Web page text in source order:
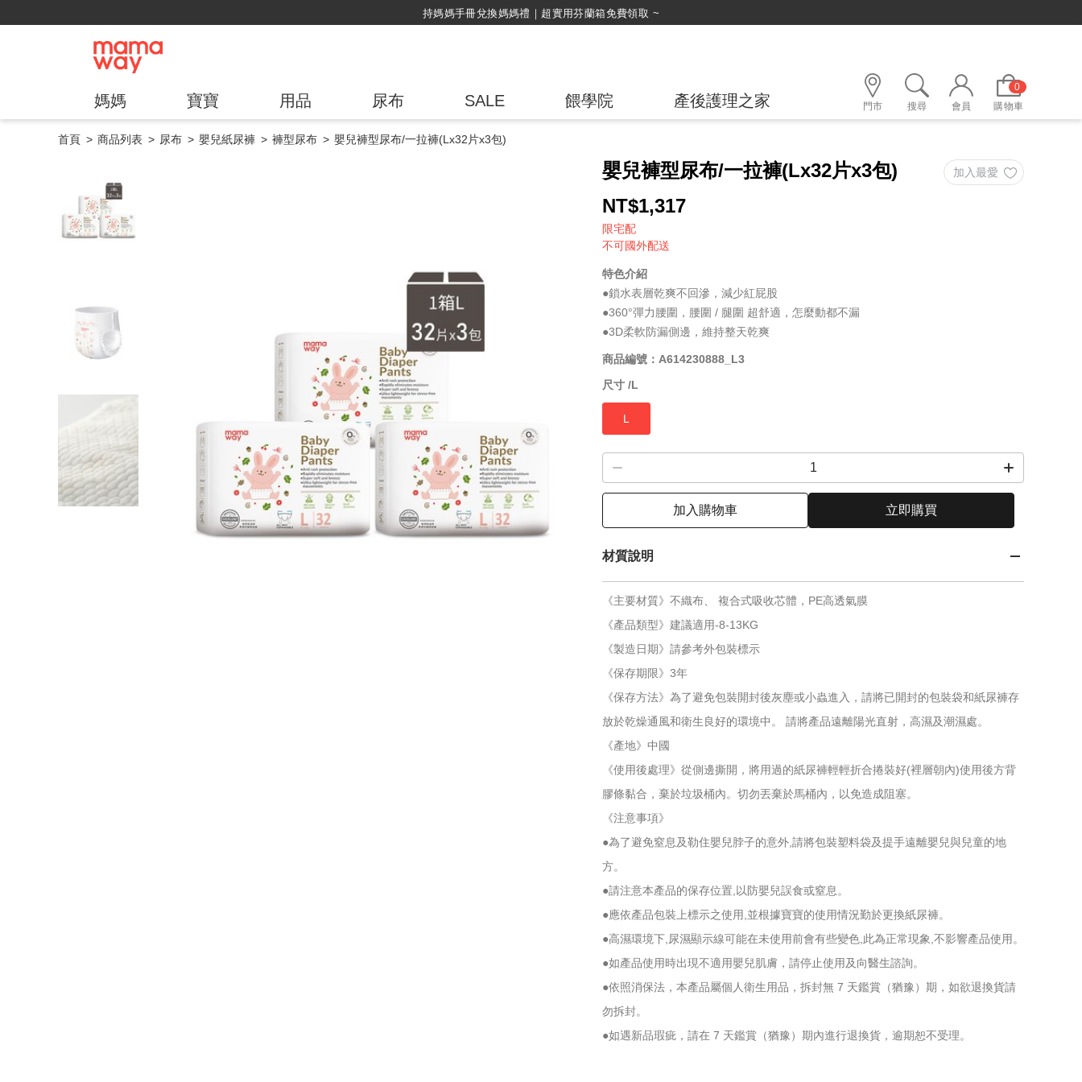
綁定LINE好友，500購物金立即折！
媽媽 寶寶 用品 尿布 SALE 餵學院 產後護理之家 門市 搜尋 會員
0
購物車
首頁 商品列表 尿布 嬰兒紙尿褲 褲型尿布 嬰兒褲型尿布/一拉褲(Lx32片x3包)
嬰兒褲型尿布/一拉褲(Lx32片x3包)
NT$1,317
限宅配
不可國外配送
特色介紹
●鎖水表層乾爽不回滲，減少紅屁股
●360°彈力腰圍，腰圍 / 腿圍 超舒適，怎麼動都不漏
●3D柔軟防漏側邊，維持整天乾爽
商品編號：A614230888_L3
尺寸 /L
L
加入購物車 立即購買
材質說明
《主要材質》不織布、 複合式吸收芯體，PE高透氣膜
《產品類型》建議適用-8-13KG
《製造日期》請參考外包裝標示
《保存期限》3年
《保存方法》為了避免包裝開封後灰塵或小蟲進入，請將已開封的包裝袋和紙尿褲存
放於乾燥通風和衛生良好的環境中。 請將產品遠離陽光直射，高濕及潮濕處。
《產地》中國
《使用後處理》從側邊撕開，將用過的紙尿褲輕輕折合捲裝好(裡層朝內)使用後方背
膠條黏合，棄於垃圾桶內。切勿丟棄於馬桶內，以免造成阻塞。
《注意事項》
●為了避免窒息及勒住嬰兒脖子的意外,請將包裝塑料袋及提手遠離嬰兒與兒童的地
方。
●請注意本產品的保存位置,以防嬰兒誤食或窒息。
●應依產品包裝上標示之使用,並根據寶寶的使用情況勤於更換紙尿褲。
●高濕環境下,尿濕顯示線可能在未使用前會有些變色,此為正常現象,不影響產品使用。
●如產品使用時出現不適用嬰兒肌膚，請停止使用及向醫生諮詢。
●依照消保法，本產品屬個人衛生用品，拆封無 7 天鑑賞（猶豫）期，如欲退換貨請
勿拆封。
●如遇新品瑕疵，請在 7 天鑑賞（猶豫）期內進行退換貨，逾期恕不受理。